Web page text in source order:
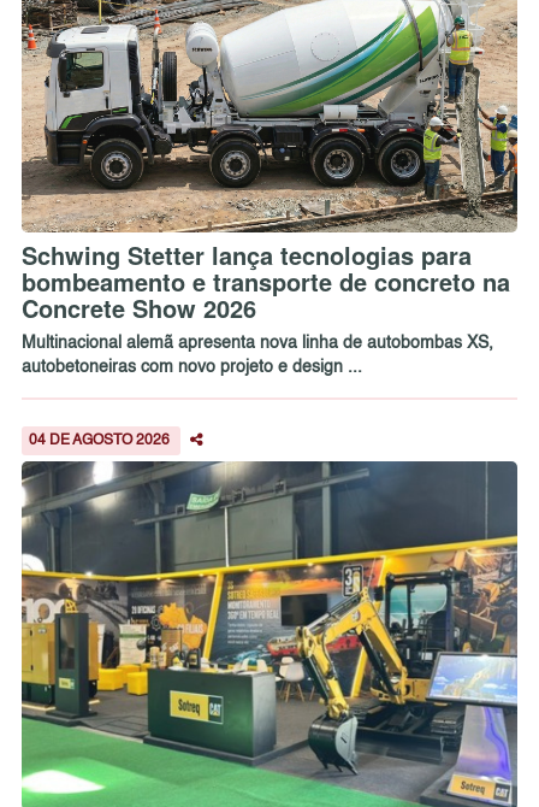
Schwing Stetter lança tecnologias para
bombeamento e transporte de concreto na
Concrete Show 2026
Multinacional alemã apresenta nova linha de autobombas XS,
autobetoneiras com novo projeto e design ...
04 DE AGOSTO 2026